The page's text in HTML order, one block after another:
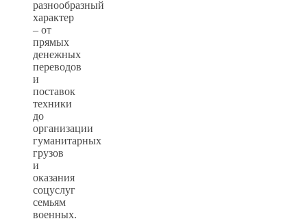
разнообразный
характер
– от
прямых
денежных
переводов
и
поставок
техники
до
организации
гуманитарных
грузов
и
оказания
соцуслуг
семьям
военных.